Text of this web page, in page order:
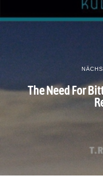
The Need For